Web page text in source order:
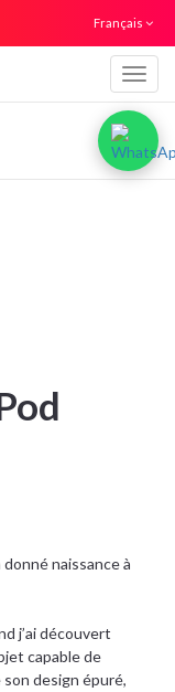
Français
naissance à
j’ai découvert
capable de
design épuré,